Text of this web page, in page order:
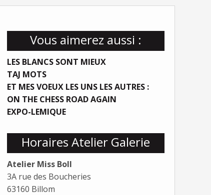
Vous aimerez aussi :
LES BLANCS SONT MIEUX
TAJ MOTS
ET MES VOEUX LES UNS LES AUTRES :
ON THE CHESS ROAD AGAIN
EXPO-LEMIQUE
Horaires Atelier Galerie
Atelier Miss Boll
3A rue des Boucheries
63160 Billom